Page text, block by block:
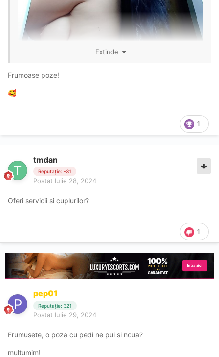
Extinde
Frumoase poze!
🥰
1
tmdan
Reputație: -31
Postat Iulie 28, 2024
Oferi servicii si cuplurilor?
1
pep01
Reputație: 321
Postat Iulie 29, 2024
Frumusete, o poza cu pedi ne pui si noua?
multumim!